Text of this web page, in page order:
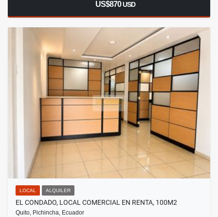
US$870USD
LOCAL ALQUILER
EL CONDADO, LOCAL COMERCIAL EN RENTA, 100M2
Quito, Pichincha, Ecuador